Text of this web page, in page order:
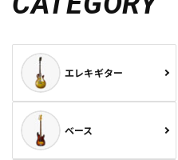
エレキギター
ベース